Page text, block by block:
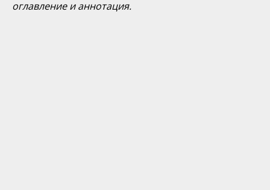
оглавление и аннотация.